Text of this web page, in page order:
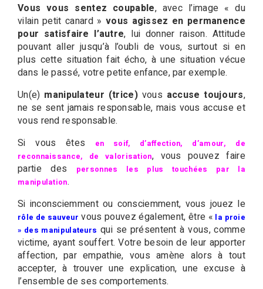
Vous vous sentez coupable, avec l’image « du
vilain petit canard » vous agissez en permanence
pour satisfaire l’autre, lui donner raison. Attitude
pouvant aller jusqu’à l’oubli de vous, surtout si en
plus cette situation fait écho, à une situation vécue
dans le passé, votre petite enfance, par exemple.
Un(e) manipulateur (trice)vous accuse toujours,
ne se sent jamais responsable, mais vous accuse et
vous rend responsable.
Si vous êtes
en soif, d’affection, d’amour, de
reconnaissance, de valorisation, vous pouvez faire
partie des
personnes les plus touchées par la
manipulation.
Si inconsciemment ou consciemment, vous jouez le
rôle de sauveur vous pouvez également, être « la proie
» des manipulateurs qui se présentent à vous, comme
victime, ayant souffert. Votre besoin de leur apporter
affection, par empathie, vous amène alors à tout
accepter, à trouver une explication, une excuse à
l’ensemble de ses comportements.